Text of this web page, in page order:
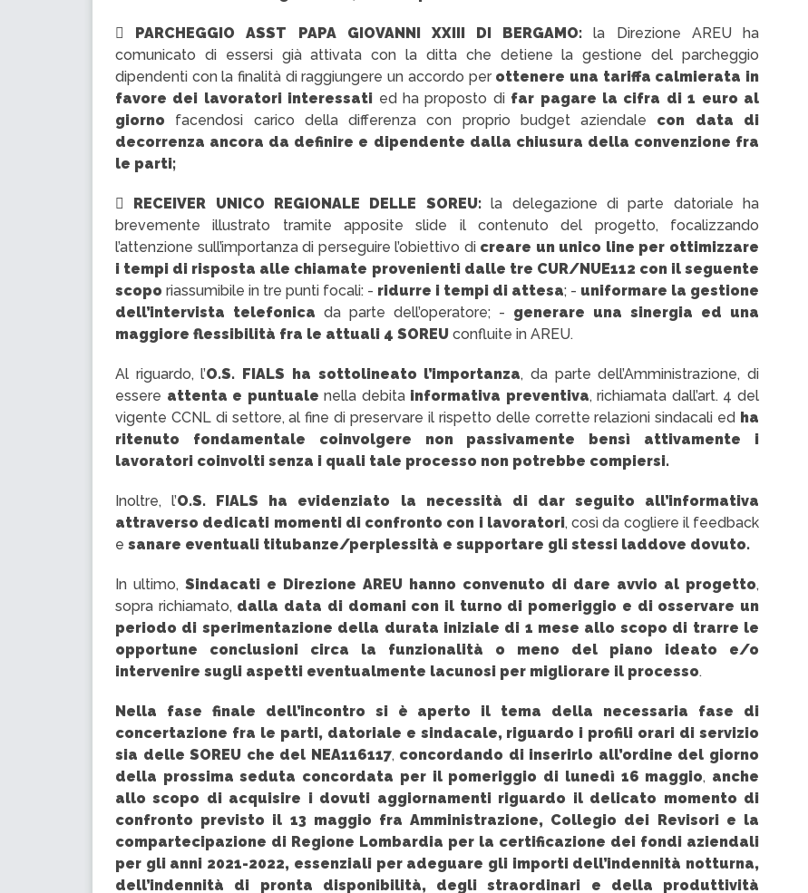
 PARCHEGGIO ASST PAPA GIOVANNI XXIII DI BERGAMO:la Direzione AREU ha
comunicato di essersi già attivata con la ditta che detiene la gestione del parcheggio
dipendenti con la finalità di raggiungere un accordo per ottenere una tariffa calmierata in
favore dei lavoratori interessati ed ha proposto di far pagare la cifra di 1 euro al
giorno facendosi carico della differenza con proprio budget aziendale con data di
decorrenza ancora da definire e dipendente dalla chiusura della convenzione fra
le parti;
 RECEIVER UNICO REGIONALE DELLE SOREU:la delegazione di parte datoriale ha
brevemente illustrato tramite apposite slide il contenuto del progetto, focalizzando
l’attenzione sull’importanza di perseguire l’obiettivo di creare un unico line per ottimizzare
i tempi di risposta alle chiamate provenienti dalle tre CUR/NUE112 con il seguente
scopo riassumibile in tre punti focali: - ridurre i tempi di attesa; - uniformare la gestione
dell’intervista telefonica da parte dell’operatore; - generare una sinergia ed una
maggiore flessibilità fra le attuali 4 SOREU confluite in AREU.
Al riguardo, l’O.S. FIALS ha sottolineato l’importanza, da parte dell’Amministrazione, di
essere attenta e puntualenella debita informativa preventiva, richiamata dall’art. 4 del
vigente CCNL di settore, al fine di preservare il rispetto delle corrette relazioni sindacali ed ha
ritenuto fondamentale coinvolgere non passivamente bensì attivamente i
lavoratori coinvolti senza i quali tale processo non potrebbe compiersi.
Inoltre, l’O.S. FIALS ha evidenziato la necessità di dar seguito all’informativa
attraverso dedicati momenti di confronto con i lavoratori, così da cogliere il feedback
e sanare eventuali titubanze/perplessità e supportare gli stessi laddove dovuto.
In ultimo, Sindacati e Direzione AREU hanno convenuto di dare avvio al progetto,
sopra richiamato, dalla data di domani con il turno di pomeriggio e di osservare un
periodo di sperimentazione della durata iniziale di 1 mese allo scopo di trarre le
opportune conclusioni circa la funzionalità o meno del piano ideato e/o
intervenire sugli aspetti eventualmente lacunosi per migliorare il processo.
Nella fase finale dell’incontro si è aperto il tema della necessaria fase di
concertazione fra le parti, datoriale e sindacale, riguardo i profili orari di servizio
sia delle SOREU che del NEA116117, concordando di inserirlo all’ordine del giorno
della prossima seduta concordata per il pomeriggio di lunedì 16 maggio, anche
allo scopo di acquisire i dovuti aggiornamenti riguardo il delicato momento di
confronto previsto il 13 maggio fra Amministrazione, Collegio dei Revisori e la
compartecipazione di Regione Lombardia per la certificazione dei fondi aziendali
per gli anni 2021-2022, essenziali per adeguare gli importi dell’indennità notturna,
dell’indennità di pronta disponibilità, degli straordinari e della produttività